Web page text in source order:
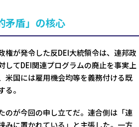
矛盾」の核心
権が発令した反DEI大統領令は、連邦政
してDEI関連プログラムの廃止を事実上
米国には雇用機会均等を義務付ける既
。
のが今回の申し立てだ。連合側は「連
みに置かれている」と主張した。一方